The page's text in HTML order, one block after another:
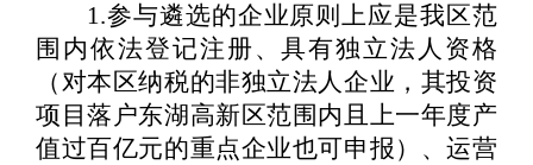
1.参与遴选的企业原则上应是我区范
围内依法登记注册、具有独立法人资格
（对本区纳税的非独立法人企业，其投资
项目落户东湖高新区范围内且上一年度产
值过百亿元的重点企业也可申报 ） 、运营